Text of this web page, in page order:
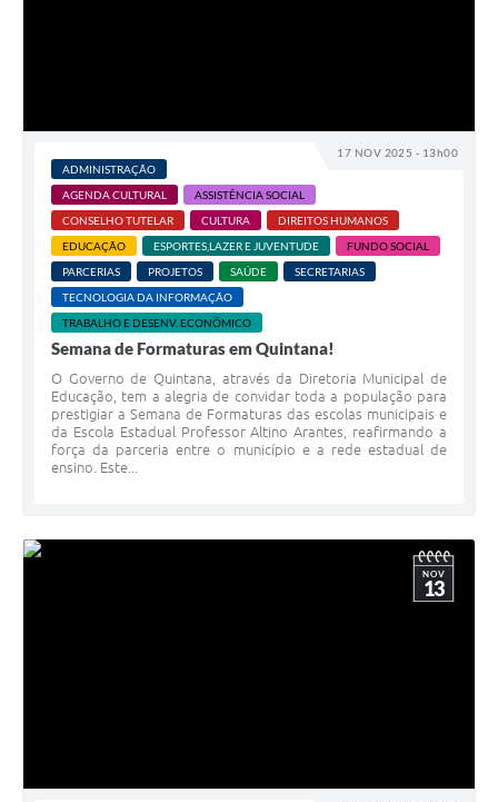
Telefones Úteis
Ouvidoria
Contato
17 NOV 2025 - 13h00
ADMINISTRAÇÃO
AGENDA CULTURAL
ASSISTÊNCIA SOCIAL
CONSELHO TUTELAR
CULTURA
DIREITOS HUMANOS
EDUCAÇÃO
ESPORTES,LAZER E JUVENTUDE
FUNDO SOCIAL
PARCERIAS
PROJETOS SAÚDE
SECRETARIAS
TECNOLOGIA DA INFORMAÇÃO
TRABALHO E DESENV. ECONÔMICO
Semana de Formaturas em Quintana!
O Governo de Quintana, através da Diretoria Municipal de
Educação, tem a alegria de convidar toda a população para
prestigiar a Semana de Formaturas das escolas municipais e
da Escola Estadual Professor Altino Arantes, reafirmando a
força da parceria entre o município e a rede estadual de
ensino. Este...
NOV
13